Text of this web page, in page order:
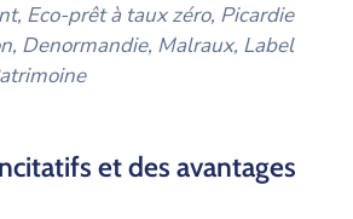
Eco-prêt à taux zéro, Picardie
Denormandie, Malraux, Label
et des avantages